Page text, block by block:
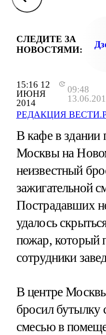
15:16 12
ИЮНЯ
2014
09:48
РЕДАКЦИЯ
СЛЕДИТЕ ЗА
НОВОСТЯМИ:
В кафе в здании
Москвы на
неизвестный
зажигательной
Пострадавших
удалось
пожар, который
сотрудники
В центре
бросил бутылку
смесью в